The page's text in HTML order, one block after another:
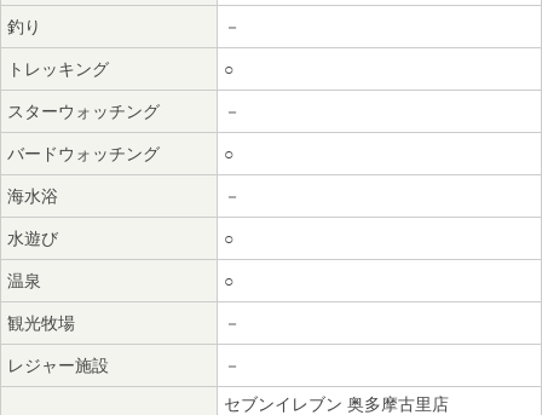
釣り －
トレッキング ○
スターウォッチング －
バードウォッチング ○
海水浴 －
水遊び ○
温泉 ○
観光牧場 －
レジャー施設 －
セブンイレブン 奥多摩古里店